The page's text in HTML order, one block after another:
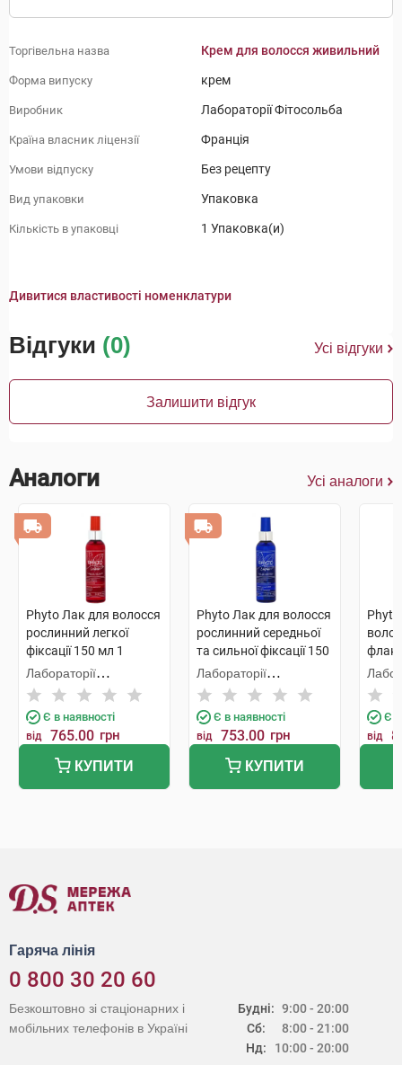
Торгівельна назва Крем для волосся живильний
Форма випуску крем
Виробник Лабораторії Фітосольба
Країна власник ліцензії Франція
Умови відпуску Без рецепту
Вид упаковки Упаковка
Кількість в упаковці 1 Упаковка(и)
Дивитися властивості номенклатури
Відгуки (0) Усі відгуки
Залишити відгук
Аналоги Усі аналоги
Phyto Лак для волосся
рослинний легкої
фіксації 150 мл 1
флакон
Лабораторії
Фітосольба
Є в наявності
від 765.00 грн
КУПИТИ
Phyto Лак для волосся
рослинний середньої
та сильної фіксації 150
мл 1 флакон
Лабораторії
Фітосольба
Є в наявності
від 753.00 грн
КУПИТИ
Є в
від
Гаряча лінія
0 800 30 20 60
Будні:
Сб:
Нд:
9:00 - 20:00
8:00 - 21:00
10:00 - 20:00
Безкоштовно зі стаціонарних і
мобільних телефонів в Україні